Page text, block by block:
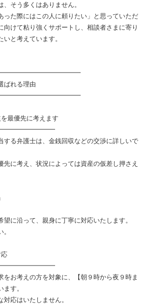
そう多くはありません。
った際にはこの人に頼りたい」と思っていただ
向けて粘り強くサポートし、相談者さまに寄り
と考えています。
ばれる理由
を最優先に考えます
する弁護士は、金銭回収などの交渉に詳しいで
先に考え、状況によっては資産の仮差し押さえ
望に沿って、親身に丁寧に対応いたします。
応
をお考えの方を対象に、【朝９時から夜９時ま
す。
応はいたしません。